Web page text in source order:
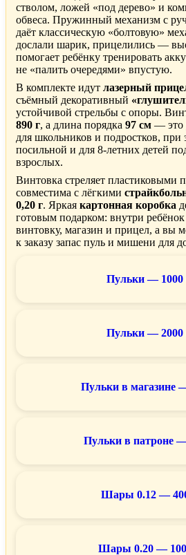
стволом, ложей «под дерево» и
обвеса. Пружинный механизм с
даёт классическую «болтовую»
дослали шарик, прицелились —
помогает ребёнку тренировать
не «палить очередями» впустую.
В комплекте идут лазерный
съёмный декоративный
устойчивой стрельбы с опоры.
890 г, а длина порядка 97 см — это
для школьников и подростков, при
посильной и для 8-летних детей
взрослых.
Винтовка стреляет пластиковыми
совместима с лёгкими
0,20 г. Яркая картонная коробка
готовым подарком: внутри
винтовку, магазин и прицел, а вы
к заказу запас пуль и мишени для
Пульки —
Пульки —
Пульки в магазине
Пульки в патроне
Шары 0.12 —
Шары 0.20 —